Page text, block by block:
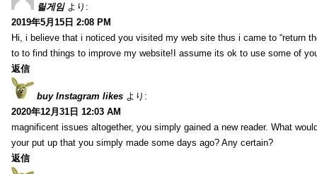
릴게임 より:
2019年5月15日 2:08 PM
Hi, i believe that i noticed you visited my web site thus i came to “return
to to find things to improve my website!I assume its ok to use some of
返信
buy Instagram likes より:
2020年12月31日 12:03 AM
magnificent issues altogether, you simply gained a new reader. What
your put up that you simply made some days ago? Any certain?
返信